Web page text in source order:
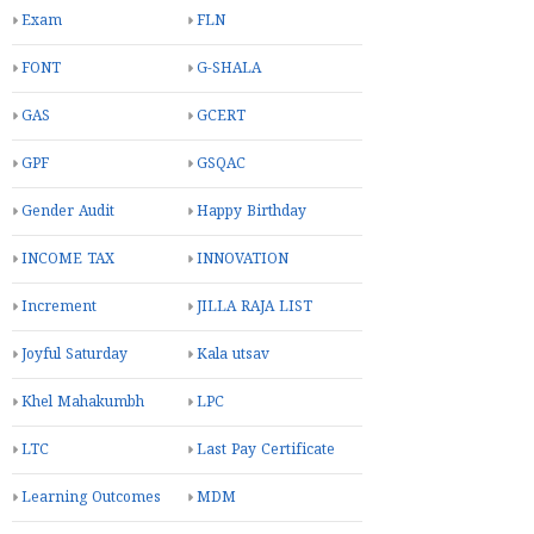
Exam FLN
FONT G-SHALA
GAS GCERT
GPF GSQAC
Gender Audit Happy Birthday
INCOME TAX INNOVATION
Increment JILLA RAJA LIST
Joyful Saturday Kala utsav
Khel Mahakumbh LPC
LTC Last Pay Certificate
Learning Outcomes MDM